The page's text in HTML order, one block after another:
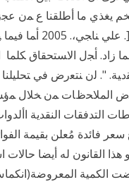
يغذي ما أطلقنا ع ﻤﻥ
ﺍﻟﻁﻠﺏ ﻋﻠﻰ
ﺯﺍﺩ. ﺃﺠل ﺍﻻﺴﺘﺤﻘﺎﻕ ﻜﻠﻤﺎ
". ﻟﻥ ﻨﺘﻌﺭﺽ ﻓﻲ ﺘﺤﻠﻴﻠﻨﺎ
ﺍﻟﻤﻼﺤﻅﺎﺕ ﻤﻥ ﺨﻼل
التدفقات النقدية
سعر فائدة مُعلن بقيمة
هذا القانون له أيضا